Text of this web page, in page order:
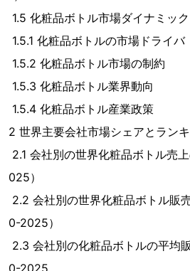
1.5 化粧品ボトル市場ダイナミッ
1.5.1 化粧品ボトルの市場ドライバ
1.5.2 化粧品ボトル市場の制約
1.5.3 化粧品ボトル業界動向
1.5.4 化粧品ボトル産業政策
2 世界主要会社市場シェアとラン
2.1 会社別の世界化粧品ボトル売
025）
2.2 会社別の世界化粧品ボトル販
0-2025）
2.3 会社別の化粧品ボトルの平均
0-2025